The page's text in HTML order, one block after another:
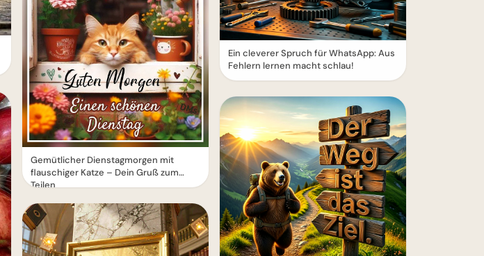
Gemütlicher Dienstagmorgen mit
flauschiger Katze – Dein Gruß zum
Teilen
Ein cleverer Spruch für WhatsApp: Aus
Fehlern lernen macht schlau!